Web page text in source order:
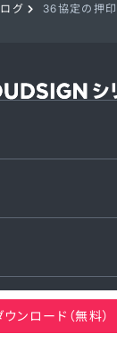
グ
36協定の押
ンロード（無料）